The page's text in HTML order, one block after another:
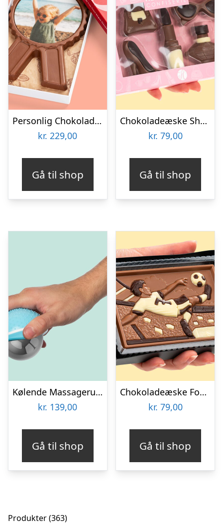
Personlig Chokolademedalje med Billede
kr. 229,00
Gå til shop
Chokoladeæske Shopping
kr. 79,00
Gå til shop
Kølende Massageruller
kr. 139,00
Gå til shop
Chokoladeæske Fodboldspiller
kr. 79,00
Gå til shop
Produkter 363363